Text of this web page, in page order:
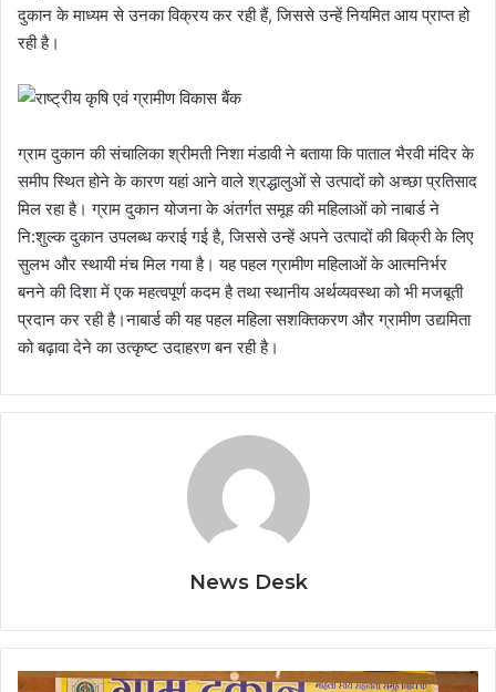
दुकान के माध्यम से उनका विक्रय कर रही हैं, जिससे उन्हें नियमित आय प्राप्त हो
रही है।
ग्राम दुकान की संचालिका श्रीमती निशा मंडावी ने बताया कि पाताल भैरवी मंदिर के
समीप स्थित होने के कारण यहां आने वाले श्रद्धालुओं से उत्पादों को अच्छा प्रतिसाद
मिल रहा है। ग्राम दुकान योजना के अंतर्गत समूह की महिलाओं को नाबार्ड ने
नि:शुल्क दुकान उपलब्ध कराई गई है, जिससे उन्हें अपने उत्पादों की बिक्री के लिए
सुलभ और स्थायी मंच मिल गया है। यह पहल ग्रामीण महिलाओं के आत्मनिर्भर
बनने की दिशा में एक महत्वपूर्ण कदम है तथा स्थानीय अर्थव्यवस्था को भी मजबूती
प्रदान कर रही है।नाबार्ड की यह पहल महिला सशक्तिकरण और ग्रामीण उद्यमिता
को बढ़ावा देने का उत्कृष्ट उदाहरण बन रही है।
News Desk
नाबार्ड